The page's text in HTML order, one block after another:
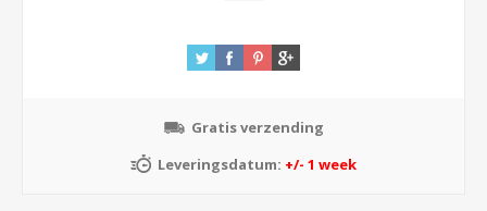
Gratis verzending
Leveringsdatum: +/- 1 week